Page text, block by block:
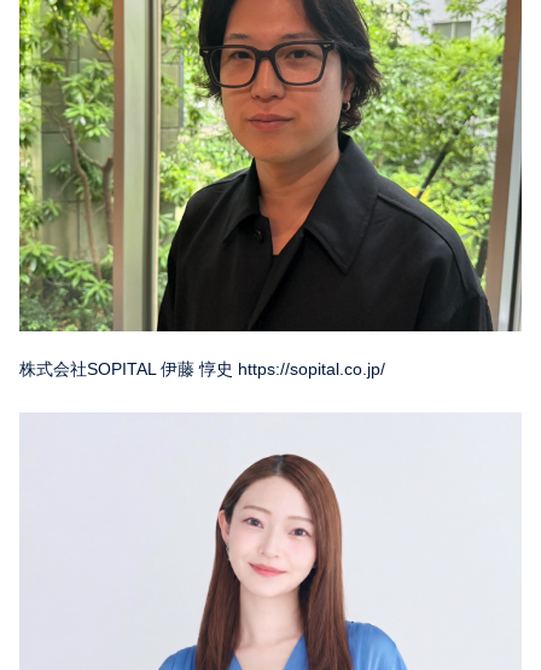
株式会社SOPITAL 伊藤 惇史 https://sopital.co.jp/